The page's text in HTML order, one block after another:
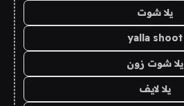
يلا شوت
yalla shoot
يلا شوت زون
يلا لايف